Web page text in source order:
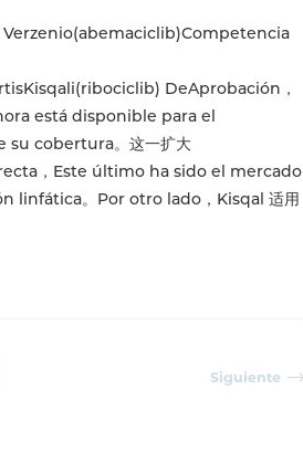
DeAprobación，
está disponible para el
su cobertura。这一扩大
，Este último ha sido el mercado
。Por otro lado，Kisqal 适用
Siguiente